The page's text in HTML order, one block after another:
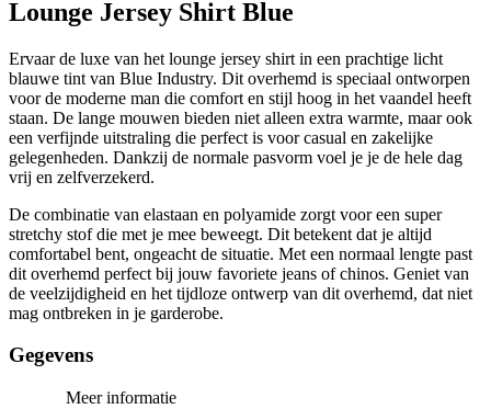
Lounge Jersey Shirt Blue
Ervaar de luxe van het lounge jersey shirt in een prachtige licht
blauwe tint van Blue Industry. Dit overhemd is speciaal ontworpen
voor de moderne man die comfort en stijl hoog in het vaandel heeft
staan. De lange mouwen bieden niet alleen extra warmte, maar ook
een verfijnde uitstraling die perfect is voor casual en zakelijke
gelegenheden. Dankzij de normale pasvorm voel je je de hele dag
vrij en zelfverzekerd.
De combinatie van elastaan en polyamide zorgt voor een super
stretchy stof die met je mee beweegt. Dit betekent dat je altijd
comfortabel bent, ongeacht de situatie. Met een normaal lengte past
dit overhemd perfect bij jouw favoriete jeans of chinos. Geniet van
de veelzijdigheid en het tijdloze ontwerp van dit overhemd, dat niet
mag ontbreken in je garderobe.
Gegevens
Meer informatie